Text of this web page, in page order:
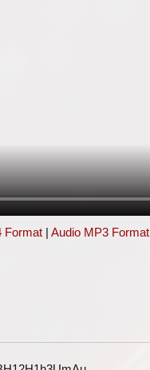
Format| Audio MP3 Format